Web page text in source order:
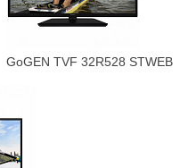
GoGEN TVF 32R528 STWEB